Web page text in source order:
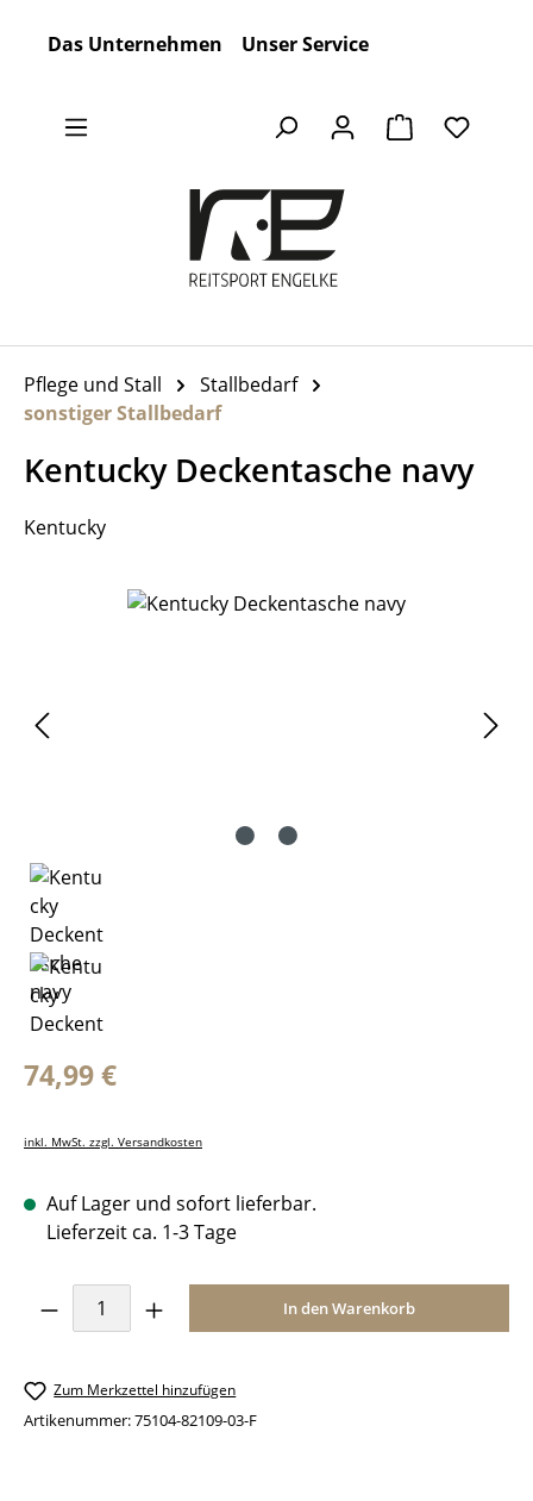
Das Unternehmen Unser Service
Warenkorb
Pflege und Stall
Stallbedarf
sonstiger Stallbedarf
Kentucky Deckentasche navy
Kentucky
Bildergalerie überspringen
Regulärer Preis:
74,99 €
inkl. MwSt. zzgl. Versandkosten
Auf Lager und sofort lieferbar.
Lieferzeit ca. 1-3 Tage
Produkt Anzahl: Gib den gewünschten
In den Warenkorb
Zum Merkzettel hinzufügen
Artikenummer:75104-82109-03-F